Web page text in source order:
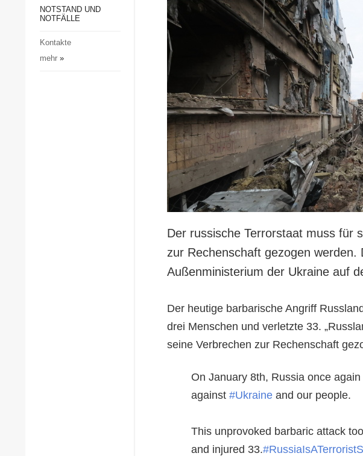
Gesellschaft und Kultur
Notstand und Notfälle
NOTSTAND UND
NOTFÄLLE
Kontakte
mehr»
Der russische Terrorstaat muss für
zur Rechenschaft gezogen werden.
Außenministerium der Ukraine auf
Der heutige barbarische Angriff
drei Menschen und verletzte 33.
seine Verbrechen zur Rechenschaft
On January 8th, Russia once
against #Ukraine and our people.
This unprovoked barbaric attack
and injured 33.